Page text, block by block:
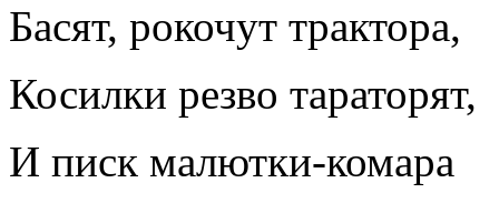
Басят, рокочут трактора,
Косилки резво тараторят,
И писк малютки-комара